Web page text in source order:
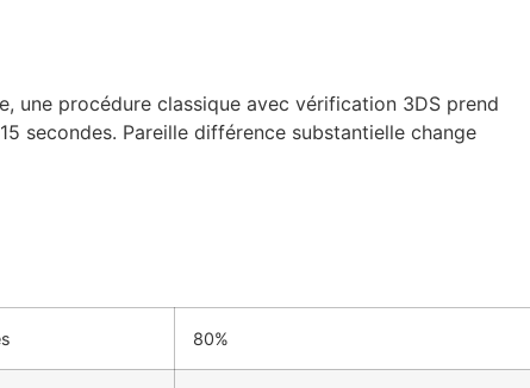
une procédure classique avec vérification 3DS prend
secondes. Pareille différence substantielle change
80%